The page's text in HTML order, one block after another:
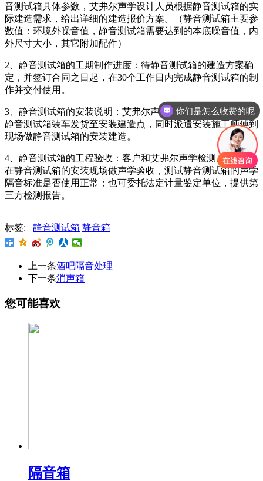
音测试箱具体参数，艾弗尔声学设计人员根据静音测试箱的实
际建造需求，给出详细的建造报价方案。（静音测试箱主要参
数值：环境外噪音值，静音测试箱需要达到的本底噪音值，内
外尺寸大小，其它附加配件）
2、静音测试箱的工期制作进度：待静音测试箱的建造方案确
定，并签订合同之日起，在30个工作日内完成静音测试箱的制
作并交付使用。
3、静音测试箱的安装说明：艾弗尔声学厂家将生产完成后的
静音测试箱装车发货至安装建造点，同时派遣安装施工师傅到
现场做静音测试箱的安装建造。
4、静音测试箱的工程验收：客户和艾弗尔声学检测人员共同
在静音测试箱的安装现场做声学验收，测试静音测试箱的声学
隔音标准是否使用正常；也可委托法定计量鉴定单位，提供第
三方检测报告。
标签: 静音测试箱 静音箱
上一条酒吧隔音处理
下一条消声箱
您可能喜欢
隔音箱
你们是怎么收费的呢
现在有优惠活动吗